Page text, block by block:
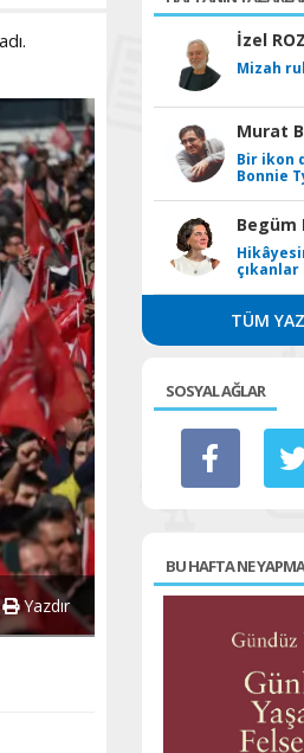
Yazdır
İzel
Mizah
Murat
Bir ikon
Bonnie
Begüm
çıkanlar
TÜM
SOSYAL AĞLAR
BU HAFTA NE